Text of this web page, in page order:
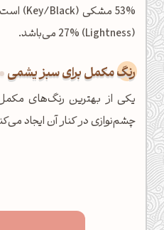
(Lightness) 27% می‌باشد.
رنگ مکمل برای سبز یشمی
یکی از بهترین رنگ‌های
چشم‌نوازی در کنار آن ایجاد